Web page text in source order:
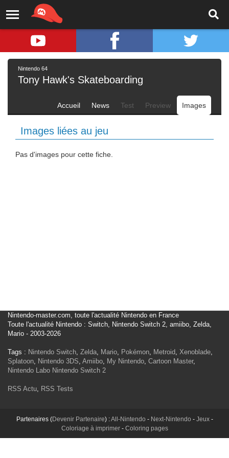
Nintendo 64
Tony Hawk's Skateboarding
Accueil News Test Preview Images
Images liées au jeu
Pas d'images pour cette fiche.
Nintendo-master.com, toute l'actualité Nintendo en France
Toute l'actualité Nintendo : Switch, Nintendo Switch 2, amiibo, Zelda,
Mario - 2003-2026
Tags : Nintendo Switch, Zelda, Mario, Pokémon, Metroid, Xenoblade,
Splatoon, Nintendo 3DS, Amiibo, My Nintendo, Cartoon Master,
Nintendo Labo Nintendo Switch 2
RSS Actu, RSS Tests
Partenaires (Devenir Partenaire) :All-Nintendo - Next-Nintendo - Jeux-
Coloriage à imprimer- Coloring pages